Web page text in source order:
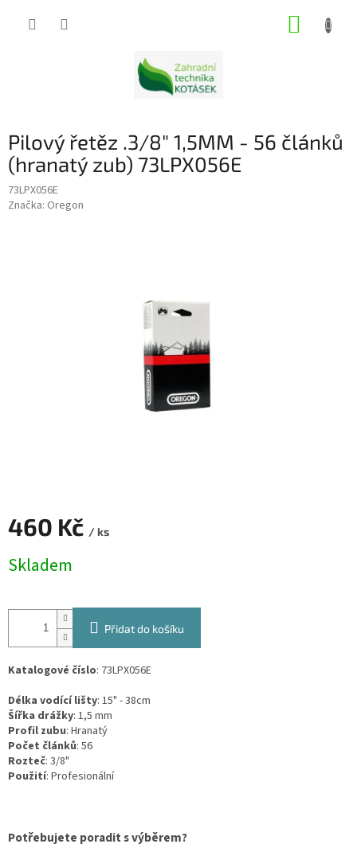
Pilový řetěz .3/8" 1,5MM - 56 článků
(hranatý zub) 73LPX056E
73LPX056E
Značka: Oregon
460 Kč / ks
cena:
Skladem
Přidat do košíku
Katalogové číslo: 73LPX056E
Délka vodící lišty: 15" - 38cm
Šířka drážky: 1,5 mm
Profil zubu: Hranatý
Počet článků: 56
Rozteč: 3/8"
Použití: Profesionální
Potřebujete poradit s výběrem?